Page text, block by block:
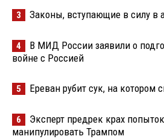
3 Законы, вступающие в силу в
4
В МИД России заявили о
войне с Россией
5 Ереван рубит сук, на котором
6
Эксперт предрек крах
манипулировать Трампом